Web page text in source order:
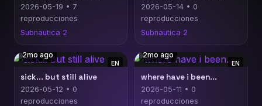
2026-05-19 • 7
reproducciones
Subnautica 2
2026-05-14 • 0
reproducciones
Subnautica 2
2mo ago
EN
sick... but still alive
2026-05-12 • 0
reproducciones
2mo ago
EN
where have i been...
2026-05-11 • 0
reproducciones